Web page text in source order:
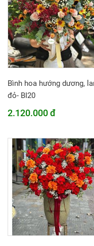
Bình hoa hướng dương,
đỏ- BI20
2.120.000 đ